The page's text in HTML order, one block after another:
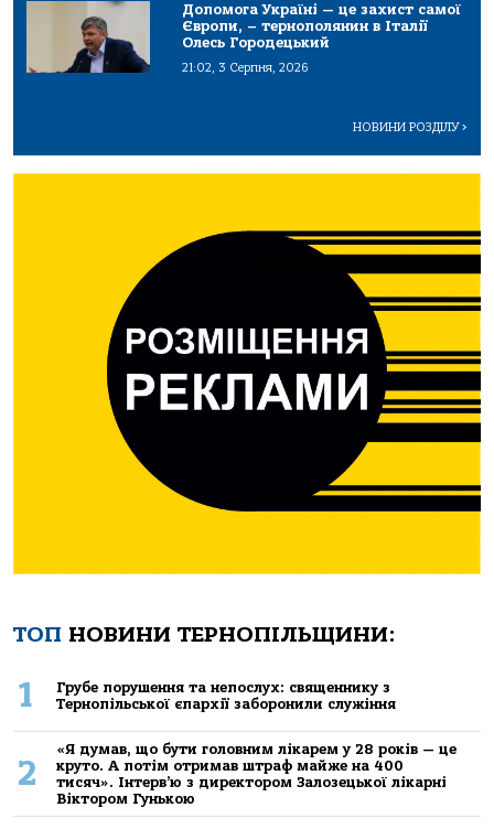
Допомога Україні — це захист самої
Європи, – тернополянин в Італії
Олесь Городецький
21:02, 3 Серпня, 2026
НОВИНИ РОЗДІЛУ>
ТОП НОВИНИ ТЕРНОПІЛЬЩИНИ:
1
Грубе порушення та непослух: священнику з
Тернопільської єпархії заборонили служіння
2
«Я думав, що бути головним лікарем у 28 років — це
круто. А потім отримав штраф майже на 400
тисяч». Інтерв’ю з директором Залозецької лікарні
Віктором Гунькою